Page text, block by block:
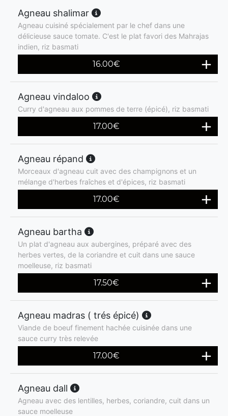
Agneau shalimar
Agneau cuisiné spécialement par le chef dans une
délicieuse sauce tomate. C'est le plat favori des Mahrajas
indien, riz basmati
16.00€
Agneau vindaloo
Curry d'agneau aux pommes de terre (épicé), riz basmati
17.00€
Agneau répand
Morceaux d'agneau cuit avec des champignons et un
mélange d'herbes fraîches et d'épices, riz basmati
17.00€
Agneau bartha
Un plat d'agneau aux aubergines, préparé avec des
herbes vertes, de la coriandre et cuit dans une sauce
moelleuse, riz basmati
17.50€
Agneau madras ( trés épicé)
Viande de boeuf finement hachée cuisinée dans une
sauce curry très relevée
17.00€
Agneau dall
Agneau avec des lentilles, herbes, coriandre, cuit dans un
sauce moelleuse